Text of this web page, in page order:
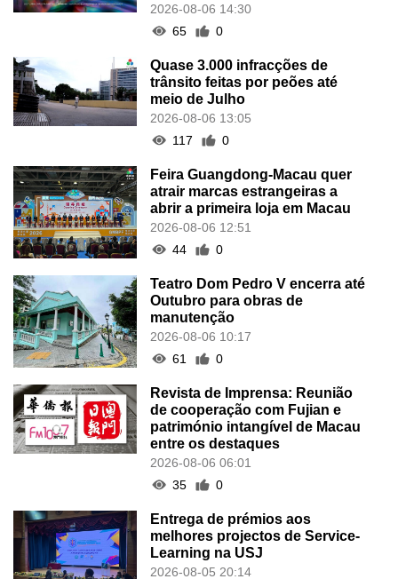
2026-08-06 14:30
65
0
Quase 3.000 infracções de
trânsito feitas por peões até
meio de Julho
2026-08-06 13:05
117
0
Feira Guangdong-Macau quer
atrair marcas estrangeiras a
abrir a primeira loja em Macau
2026-08-06 12:51
44
0
Teatro Dom Pedro V encerra até
Outubro para obras de
manutenção
2026-08-06 10:17
61
0
Revista de Imprensa: Reunião
de cooperação com Fujian e
património intangível de Macau
entre os destaques
2026-08-06 06:01
35
0
Entrega de prémios aos
melhores projectos de Service-
Learning na USJ
2026-08-05 20:14